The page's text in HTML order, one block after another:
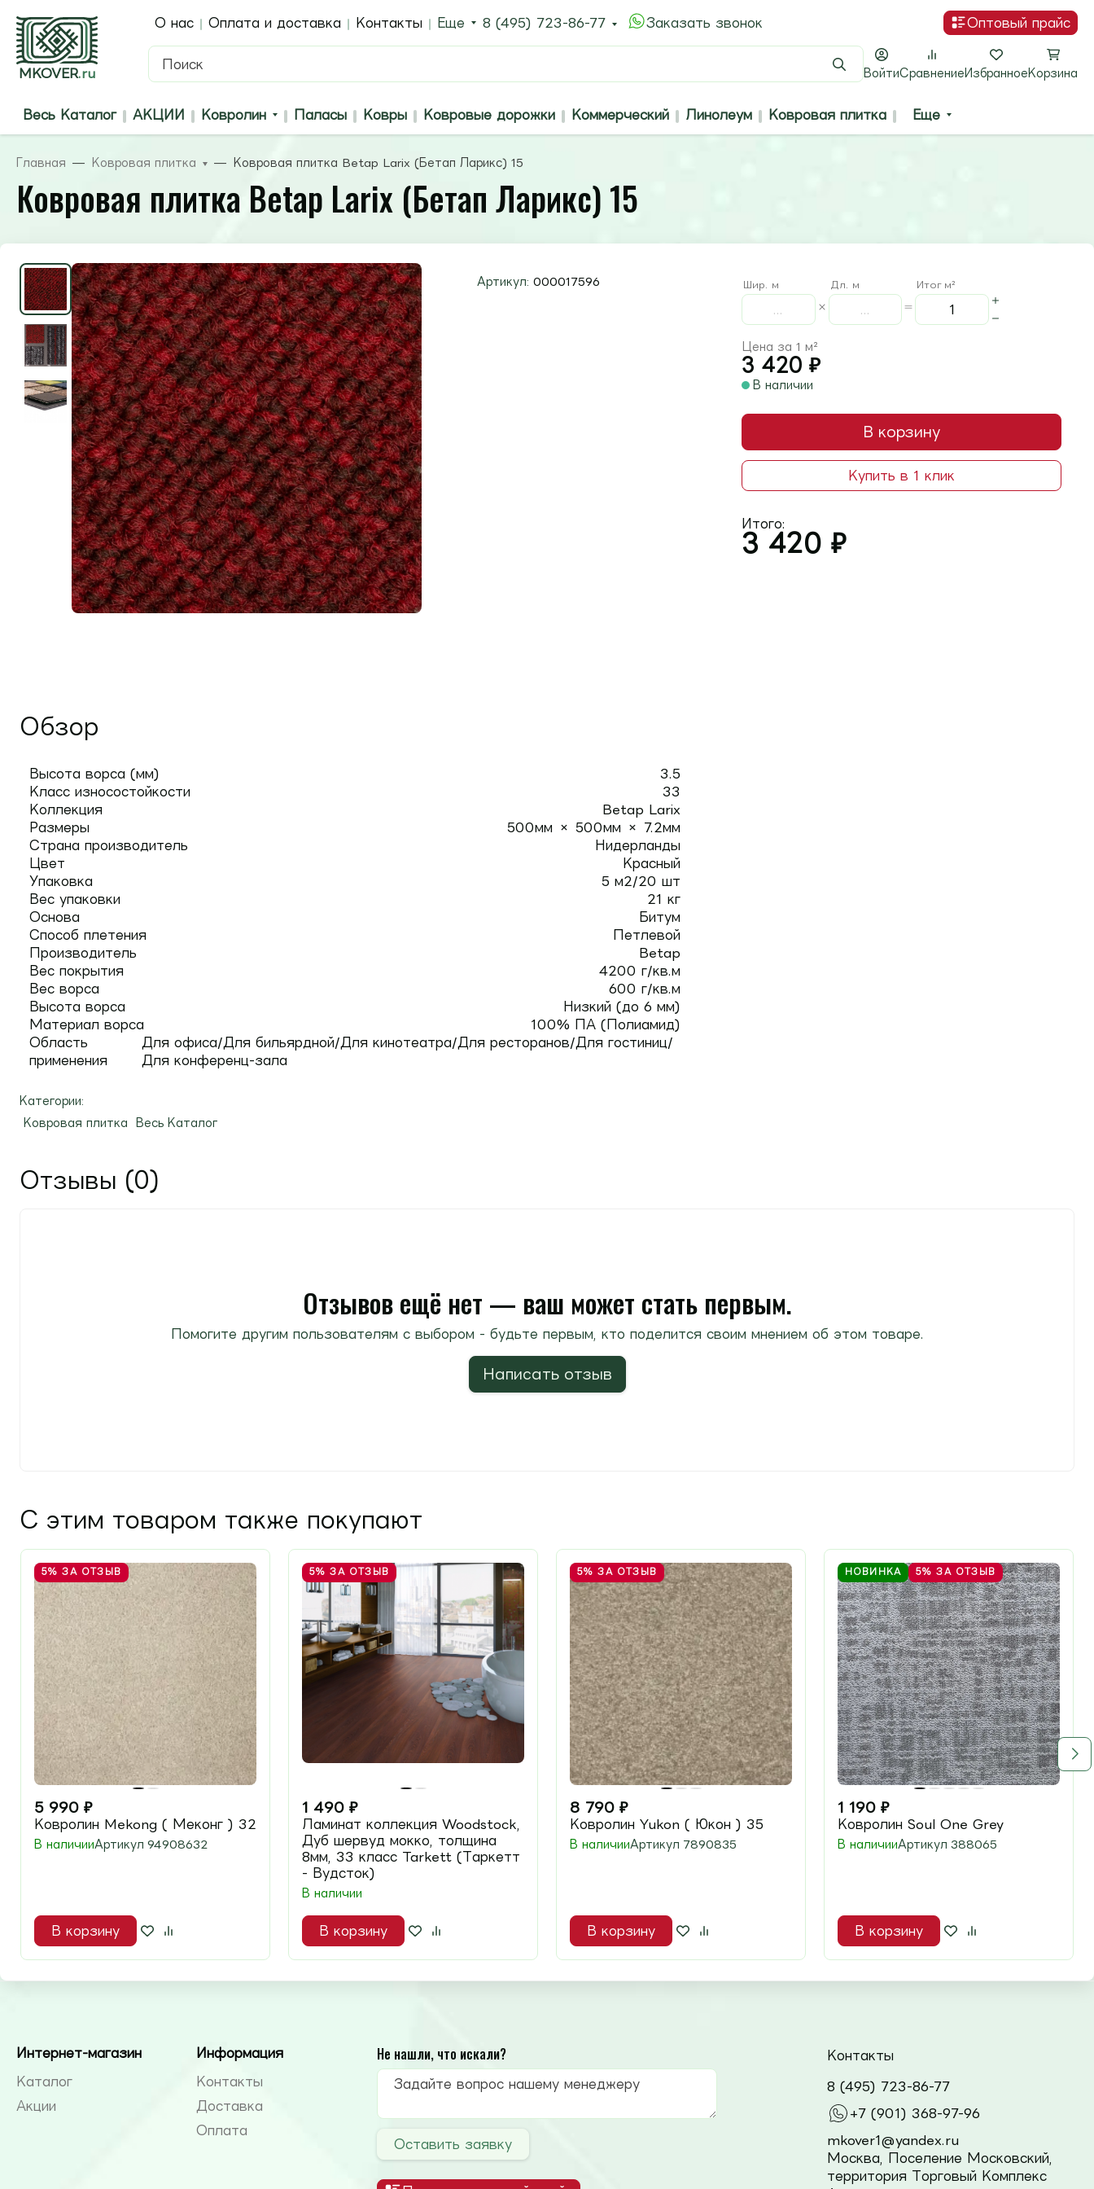
MKOVER.ru
О нас Оплата и доставка Контакты Еще 8 (495) 723-86-77 Заказать звонок Оптовый прайс
ПоискВойтиСравнение Избранное Корзина
Весь Каталог АКЦИИ Ковролин Паласы Ковры Ковровые дорожки Коммерческий Линолеум Ковровая плитка Еще
Главная Ковровая плитка Ковровая плитка Betap Larix (Бетап Ларикс) 15
Ковровая плитка Betap Larix (Бетап Ларикс) 15
Артикул: 000017596 Шир. м Дл. м Итог м²
Цена за 1 м²
3 420 ₽
В наличии
В корзину
Купить в 1 клик
Итого:
3 420 ₽
Обзор
Высота ворса (мм)
3.5
Класс износостойкости
33
Коллекция
Betap Larix
Размеры
500мм × 500мм × 7.2мм
Страна производитель
Нидерланды
Цвет
Красный
Упаковка
5 м2/20 шт
Вес упаковки
21 кг
Основа
Битум
Способ плетения
Петлевой
Производитель
Betap
Вес покрытия
4200 г/кв.м
Вес ворса
600 г/кв.м
Высота ворса
Низкий (до 6 мм)
Материал ворса
100% ПА (Полиамид)
Область
применения
Для офиса/Для бильярдной/Для кинотеатра/Для ресторанов/Для гостиниц/
Для конференц-зала
Категории:
Ковровая плитка
Весь Каталог
Отзывы (0)
Отзывов ещё нет — ваш может стать первым.
Помогите другим пользователям с выбором - будьте первым, кто поделится своим мнением об этом товаре.
Написать отзыв
С этим товаром также покупают
5% ЗА ОТЗЫВ
5 990 ₽
Ковролин Mekong ( Меконг ) 32
В наличииАртикул 94908632
В корзину
5% ЗА ОТЗЫВ
1 490 ₽
Ламинат коллекция Woodstock,
Дуб шервуд мокко, толщина
8мм, 33 класс Tarkett (Таркетт
- Вудсток)
В наличии
В корзину
5% ЗА ОТЗЫВ
8 790 ₽
Ковролин Yukon ( Юкон ) 35
В наличииАртикул 7890835
В корзину
НОВИНКА 5% ЗА ОТЗЫВ
1 190 ₽
Ковролин Soul One Grey
В наличииАртикул 388065
В корзину
Интернет-магазин
Каталог
Акции
Информация
Контакты
Доставка
Оплата
Не нашли, что искали?
Оставить заявку
Контакты
8 (495) 723-86-77
+7 (901) 368-97-96
mkover1@yandex.ru
Москва, Поселение Московский,
территория Торговый Комплекс